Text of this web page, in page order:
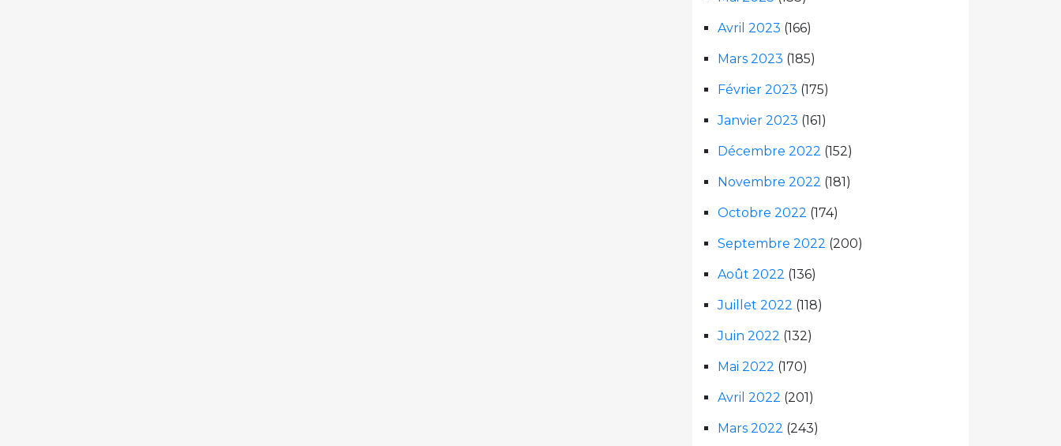
Avril 2023 (166)
Mars 2023 (185)
Février 2023 (175)
Janvier 2023 (161)
Décembre 2022 (152)
Novembre 2022 (181)
Octobre 2022 (174)
Septembre 2022 (200)
Août 2022 (136)
Juillet 2022 (118)
Juin 2022 (132)
Mai 2022 (170)
Avril 2022 (201)
Mars 2022 (243)